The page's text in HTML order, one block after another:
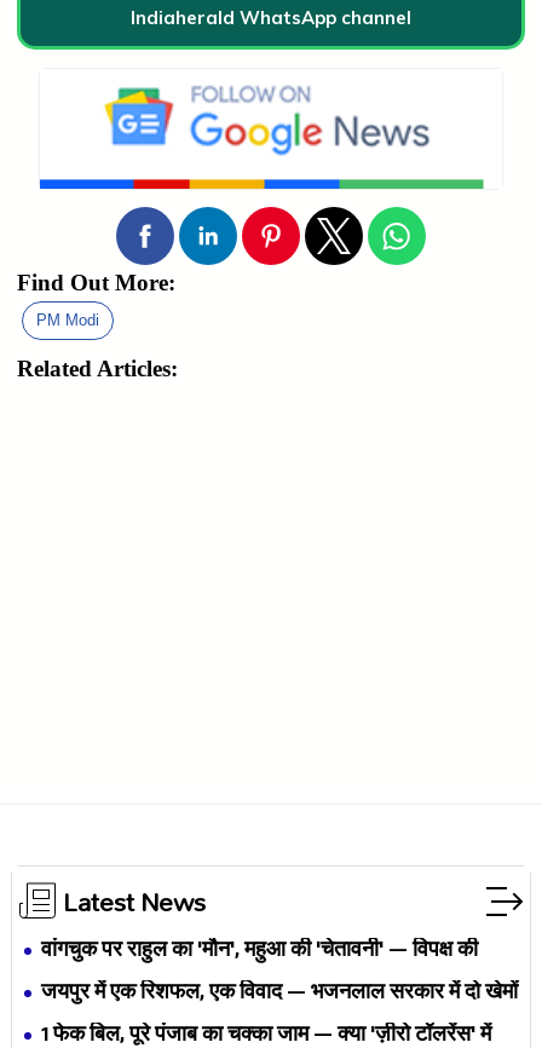
Indiaherald WhatsApp channel
Find Out More:
PM Modi
Related Articles:
Latest News
वांगचुक पर राहुल का 'मौन', महुआ की 'चेतावनी' — विपक्ष की
एकता BJP का नैरेटिव बदलने से पहले बिखर रही है?
जयपुर में एक रिशफल, एक विवाद — भजनलाल सरकार में दो खेमों
की जंग अब छुपेगी कैसे?
1 फेक बिल, पूरे पंजाब का चक्का जाम — क्या 'ज़ीरो टॉलरेंस' में